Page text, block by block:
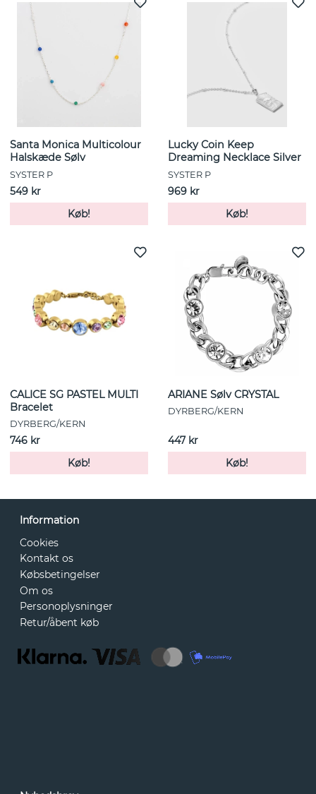
Santa Monica Multicolour
Halskæde Sølv
SYSTER P
549 kr
Køb!
Lucky Coin Keep
Dreaming Necklace Silver
SYSTER P
969 kr
Køb!
CALICE SG PASTEL MULTI
Bracelet
DYRBERG/KERN
746 kr
Køb!
ARIANE Sølv CRYSTAL
DYRBERG/KERN
447 kr
Køb!
Information
Cookies
Kontakt os
Købsbetingelser
Om os
Personoplysninger
Retur/åbent køb